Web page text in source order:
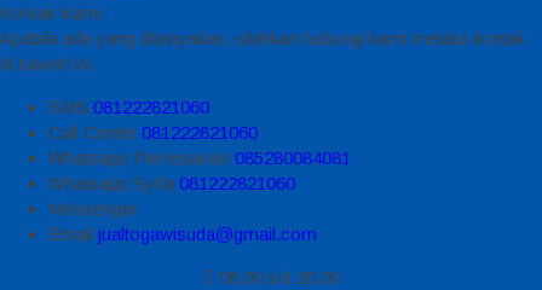
Kontak Kami
Apabila ada yang ditanyakan, silahkan hubungi kami melalui kontak
di bawah ini.
SMS 081222821060
Call Center 081222821060
Whatsapp Pemesanan 085280084081
Whatsapp Syifa 081222821060
Messenger
Email jualtogawisuda@gmail.com
08.00 s/d 20.00